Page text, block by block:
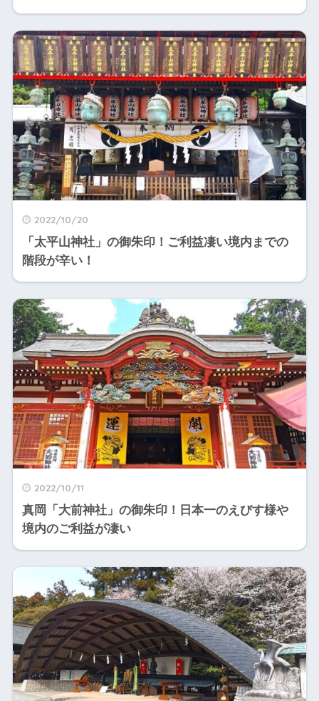
2022/10/20
「太平山神社」の御朱印！ご利益凄い境内までの
階段が辛い！
2022/10/11
真岡「大前神社」の御朱印！日本一のえびす様や
境内のご利益が凄い